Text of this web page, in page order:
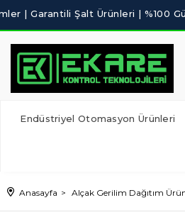
Endüstriyel Otomasyon Ürünleri
Anasayfa Alçak Gerilim Dağıtım